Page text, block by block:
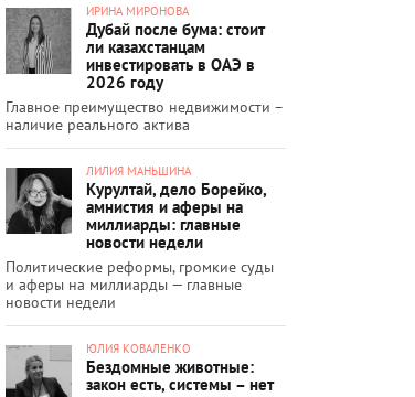
ИРИНА МИРОНОВА
Дубай после бума: стоит
ли казахстанцам
инвестировать в ОАЭ в
2026 году
Главное преимущество недвижимости –
наличие реального актива
ЛИЛИЯ МАНЬШИНА
Курултай, дело Борейко,
амнистия и аферы на
миллиарды: главные
новости недели
Политические реформы, громкие суды
и аферы на миллиарды — главные
новости недели
ЮЛИЯ КОВАЛЕНКО
Бездомные животные:
закон есть, системы – нет